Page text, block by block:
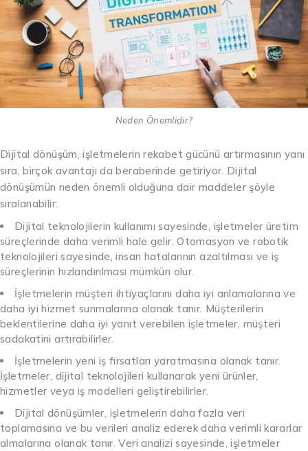
Neden Önemlidir?
Dijital dönüşüm, işletmelerin rekabet gücünü artırmasının yanı
sıra, birçok avantajı da beraberinde getiriyor. Dijital
dönüşümün neden önemli olduğuna dair maddeler şöyle
sıralanabilir:
Dijital teknolojilerin kullanımı sayesinde, işletmeler üretim
süreçlerinde daha verimli hale gelir. Otomasyon ve robotik
teknolojileri sayesinde, insan hatalarının azaltılması ve iş
süreçlerinin hızlandırılması mümkün olur.
İşletmelerin müşteri ihtiyaçlarını daha iyi anlamalarına ve
daha iyi hizmet sunmalarına olanak tanır. Müşterilerin
beklentilerine daha iyi yanıt verebilen işletmeler, müşteri
sadakatini artırabilirler.
İşletmelerin yeni iş fırsatları yaratmasına olanak tanır.
İşletmeler, dijital teknolojileri kullanarak yeni ürünler,
hizmetler veya iş modelleri geliştirebilirler.
Dijital dönüşümler, işletmelerin daha fazla veri
toplamasına ve bu verileri analiz ederek daha verimli kararlar
almalarına olanak tanır. Veri analizi sayesinde, işletmeler